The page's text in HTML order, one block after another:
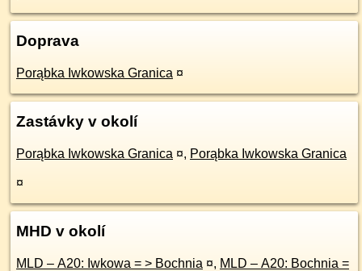
Doprava
Porąbka Iwkowska Granica ¤
Zastávky v okolí
Porąbka Iwkowska Granica ¤, Porąbka Iwkowska Granica
¤
MHD v okolí
MLD – A20: Iwkowa = > Bochnia ¤, MLD – A20: Bochnia =